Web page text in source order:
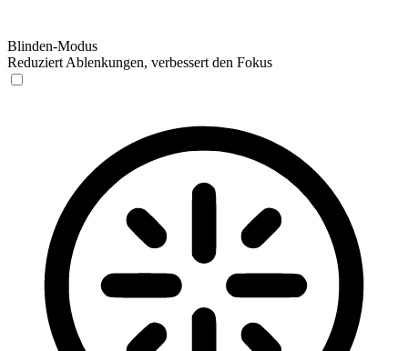
Blinden-Modus
Reduziert Ablenkungen, verbessert den Fokus